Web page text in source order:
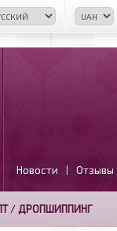
Новости | Отзывы
/ ДРОПШИППИНГ